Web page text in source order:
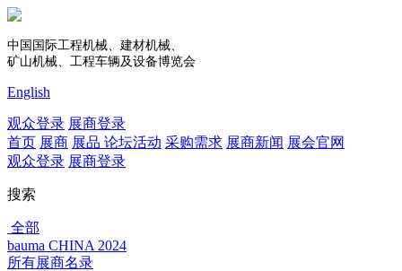
中国国际工程机械、建材机械、
矿山机械、工程车辆及设备博览会
English
观众登录 展商登录
首页 展商 展品 论坛活动 采购需求 展商新闻 展会官网
观众登录 展商登录
搜索
全部
bauma CHINA 2024
所有展商名录